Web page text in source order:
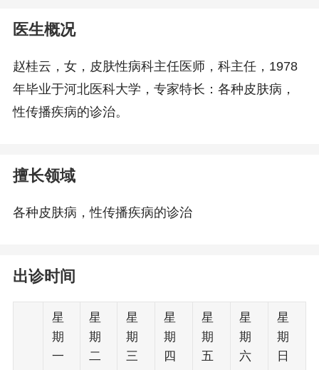
医生概况
赵桂云，女，皮肤性病科主任医师，科主任，1978
年毕业于河北医科大学，专家特长：各种皮肤病，
性传播疾病的诊治。
擅长领域
各种皮肤病，性传播疾病的诊治
出诊时间
星
期
一
星
期
二
星
期
三
星
期
四
星
期
五
星
期
六
星
期
日